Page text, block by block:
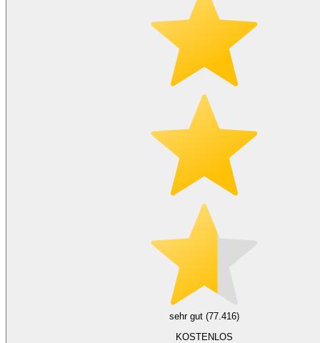
sehr gut (77.416)
KOSTENLOS